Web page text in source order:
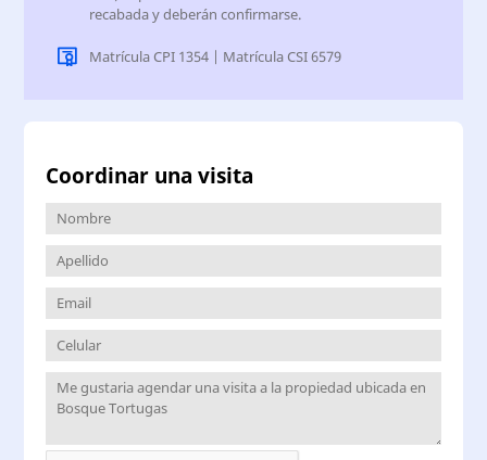
recabada y deberán confirmarse.
Matrícula CPI 1354 | Matrícula CSI 6579
Coordinar una visita